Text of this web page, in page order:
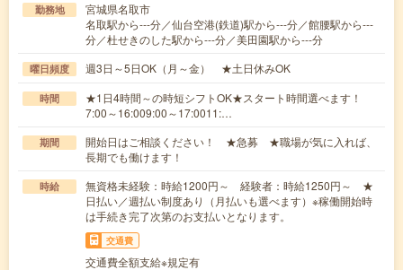
勤務地
宮城県名取市
名取駅から---分／仙台空港(鉄道)駅から---分／館腰駅から---
分／杜せきのした駅から---分／美田園駅から---分
曜日頻度 週3日～5日OK（月～金） ★土日休みOK
時間
★1日4時間～の時短シフトOK★スタート時間選べます！
7:00～16:009:00～17:0011:…
期間
開始日はご相談ください！ ★急募 ★職場が気に入れば、
長期でも働けます！
時給
無資格未経験：時給1200円～ 経験者：時給1250円～ ★
日払い／週払い制度あり（月払いも選べます）※稼働開始時
は手続き完了次第のお支払いとなります。
交通費
交通費全額支給※規定有